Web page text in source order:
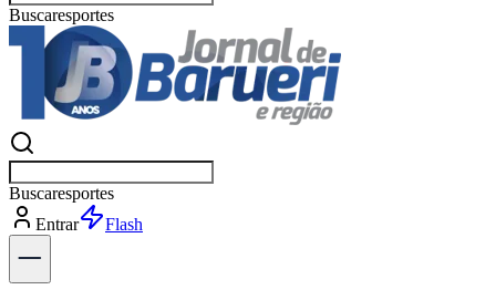
Buscarpolítica
Buscarpolítica
Entrar
Explorar